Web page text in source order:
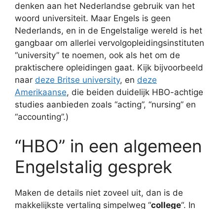
denken aan het Nederlandse gebruik van het
woord universiteit. Maar Engels is geen
Nederlands, en in de Engelstalige wereld is het
gangbaar om allerlei vervolgopleidingsinstituten
“university” te noemen, ook als het om de
praktischere opleidingen gaat. Kijk bijvoorbeeld
naar deze Britse university, en deze
Amerikaanse, die beiden duidelijk HBO-achtige
studies aanbieden zoals “acting”, “nursing” en
“accounting”.)
“HBO” in een algemeen
Engelstalig gesprek
Maken de details niet zoveel uit, dan is de
makkelijkste vertaling simpelweg “college“. In